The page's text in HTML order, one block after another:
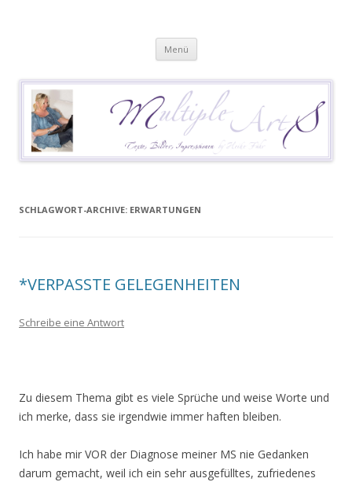
Menü Springe
Inhalt
SCHLAGWORT-ARCHIVE: ERWARTUNGEN
*VERPASSTE GELEGENHEITEN
Schreibe eine Antwort
Zu diesem Thema gibt es viele Sprüche und weise Worte und
ich merke, dass sie irgendwie immer haften bleiben.
Ich habe mir VOR der Diagnose meiner MS nie Gedanken
darum gemacht, weil ich ein sehr ausgefülltes, zufriedenes